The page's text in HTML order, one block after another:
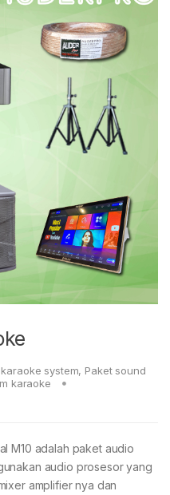
system, Paket sound
karaoke
M10 adalah paket audio
audio prosesor yang
amplifier nya dan